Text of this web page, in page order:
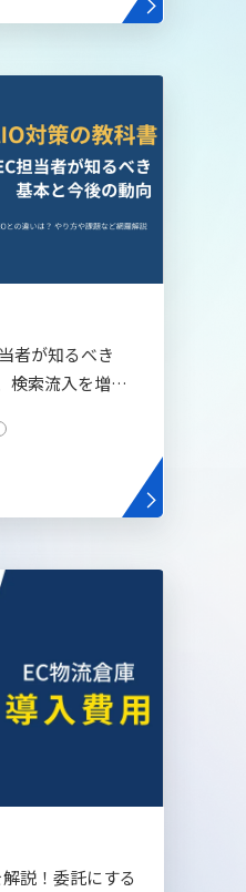
者が知るべき
検索流入を増や
説！委託にする